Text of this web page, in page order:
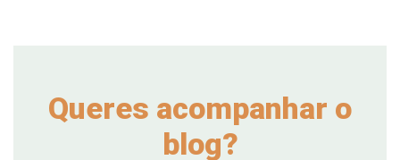
Queres acompanhar o
blog?